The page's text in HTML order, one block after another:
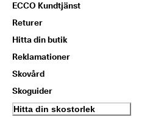
ECCO Kundtjänst
Returer
Hitta din butik
Reklamationer
Skovård
Skoguider
Hitta din skostorlek